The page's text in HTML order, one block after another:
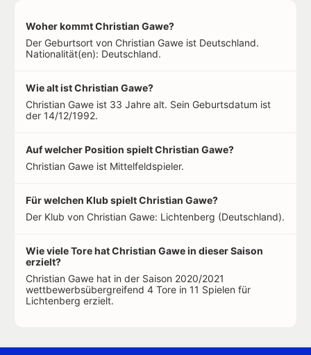
Woher kommt Christian Gawe?
Der Geburtsort von Christian Gawe ist Deutschland.
Nationalität(en): Deutschland.
Wie alt ist Christian Gawe?
Christian Gawe ist 33 Jahre alt. Sein Geburtsdatum ist
der 14/12/1992.
Auf welcher Position spielt Christian Gawe?
Christian Gawe ist Mittelfeldspieler.
Für welchen Klub spielt Christian Gawe?
Der Klub von Christian Gawe: Lichtenberg (Deutschland).
Wie viele Tore hat Christian Gawe in dieser Saison
erzielt?
Christian Gawe hat in der Saison 2020/2021
wettbewerbsübergreifend 4 Tore in 11 Spielen für
Lichtenberg erzielt.